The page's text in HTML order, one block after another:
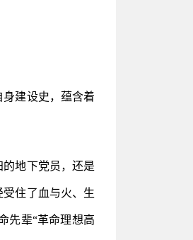
建设史，蕴含着
地下党员，还是
住了血与火、生
先辈“革命理想高